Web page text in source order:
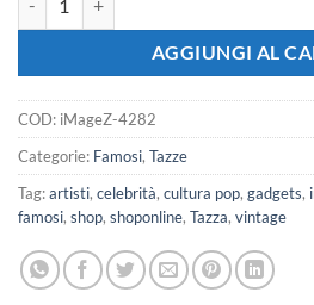
AGGIUNGI AL
COD: iMageZ-4282
Categorie: Famosi, Tazze
Tag:artisti, celebrità, cultura pop, gadgets,
famosi, shop, shoponline, Tazza, vintage